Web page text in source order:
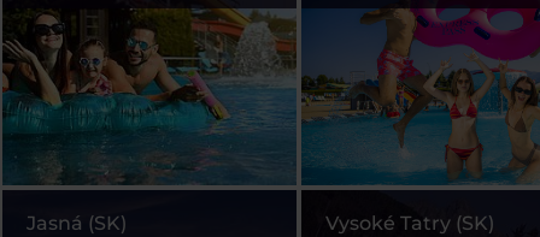
Jasná (SK) Vysoké Tatry (SK)